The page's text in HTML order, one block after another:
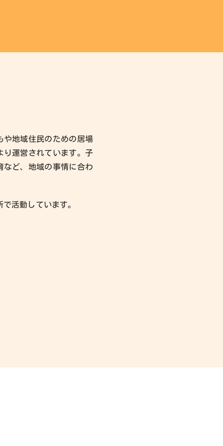
や地域住民のための居場
り運営されています。子
など、地域の事情に合わ
活動しています。